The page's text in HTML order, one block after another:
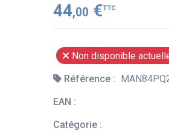
44,00 €TTC
Non disponible
Référence :
EAN :
Catégorie :